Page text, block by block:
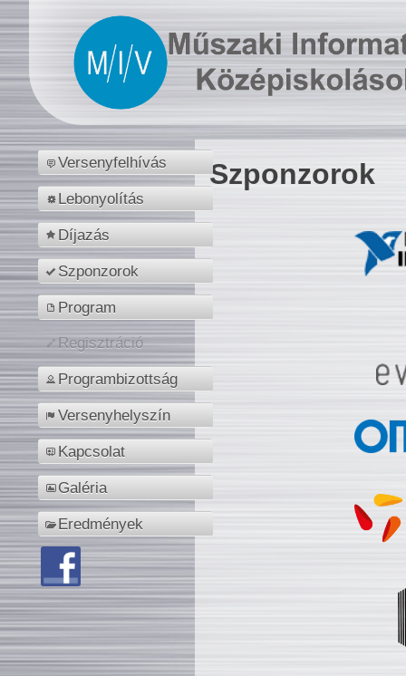
Versenyfelhívás
Lebonyolítás
Díjazás
Szponzorok
Program
Regisztráció
Programbizottság
Versenyhelyszín
Kapcsolat
Galéria
Eredmények
Szponzorok